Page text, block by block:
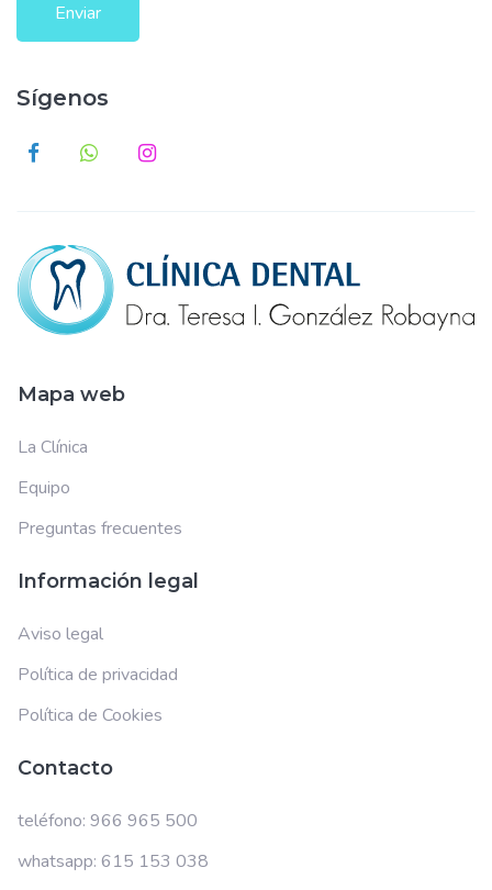
Enviar
Sígenos
Mapa web
La Clínica
Equipo
Preguntas frecuentes
Información legal
Aviso legal
Política de privacidad
Política de Cookies
Contacto
teléfono: 966 965 500
whatsapp: 615 153 038